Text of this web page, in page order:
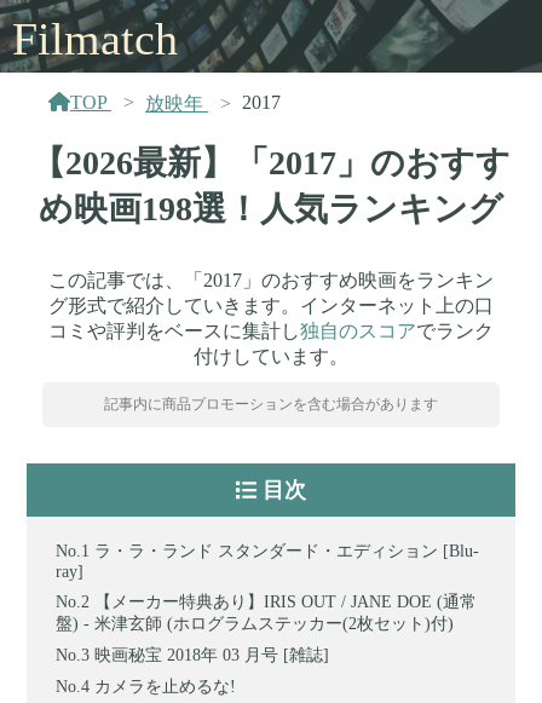
Filmatch
TOP 放映年 2017
【2026最新】「2017」のおすす
め映画198選！人気ランキング
この記事では、「2017」のおすすめ映画をランキン
グ形式で紹介していきます。インターネット上の口
コミや評判をベースに集計し独自のスコアでランク
付けしています。
記事内に商品プロモーションを含む場合があります
目次
ラ・ラ・ランド スタンダード・エディション [Blu-
ray]
【メーカー特典あり】IRIS OUT / JANE DOE (通常
盤) - 米津玄師 (ホログラムステッカー(2枚セット)付)
映画秘宝 2018年 03 月号 [雑誌]
カメラを止めるな!